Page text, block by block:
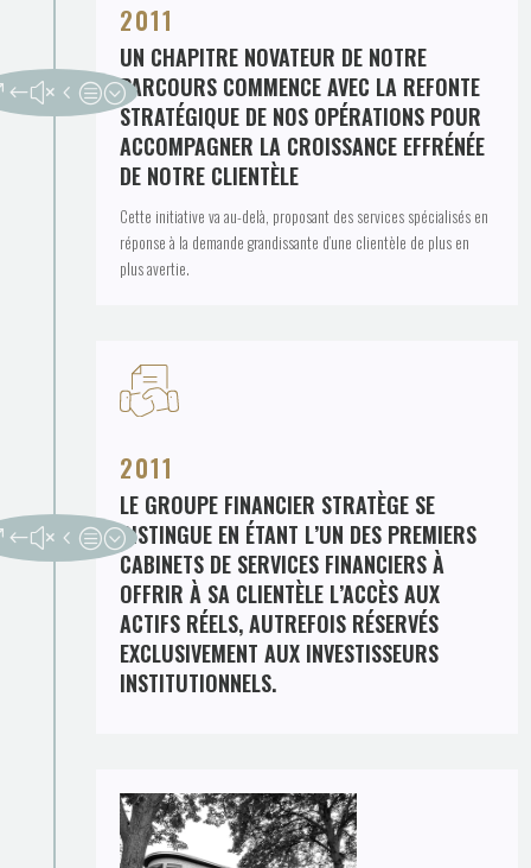
2011
UN CHAPITRE NOVATEUR DE NOTRE
PARCOURS COMMENCE AVEC LA REFONTE
STRATÉGIQUE DE NOS OPÉRATIONS POUR
ACCOMPAGNER LA CROISSANCE EFFRÉNÉE
DE NOTRE CLIENTÈLE
Cette initiative va au-delà, proposant des services spécialisés en
réponse à la demande grandissante d’une clientèle de plus en
plus avertie.
2011
LE GROUPE FINANCIER STRATÈGE SE
DISTINGUE EN ÉTANT L’UN DES PREMIERS
CABINETS DE SERVICES FINANCIERS À
OFFRIR À SA CLIENTÈLE L’ACCÈS AUX
ACTIFS RÉELS, AUTREFOIS RÉSERVÉS
EXCLUSIVEMENT AUX INVESTISSEURS
INSTITUTIONNELS.